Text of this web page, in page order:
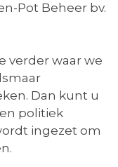
Pot Beheer bv.
verder waar we
Dan kunt u
politiek
ingezet om